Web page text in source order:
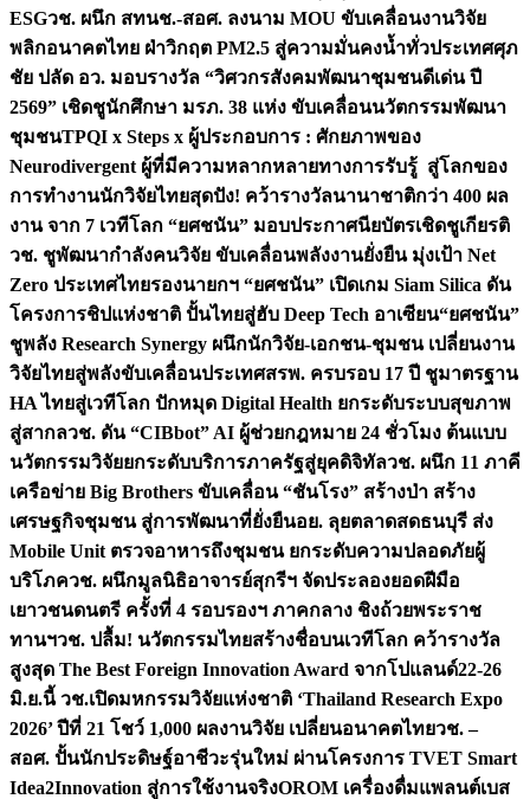
ESGวช. ผนึก สทนช.-สอศ. ลงนาม MOU ขับเคลื่อนงานวิจัย
พลิกอนาคตไทย ฝ่าวิกฤต PM2.5 สู่ความมั่นคงน้ำทั่วประเทศศุภ
ชัย ปลัด อว. มอบรางวัล “วิศวกรสังคมพัฒนาชุมชนดีเด่น ปี
2569” เชิดชูนักศึกษา มรภ. 38 แห่ง ขับเคลื่อนนวัตกรรมพัฒนา
ชุมชนTPQI x Steps x ผู้ประกอบการ : ศักยภาพของ
Neurodivergent ผู้ที่มีความหลากหลายทางการรับรู้ สู่โลกของ
การทำงานนักวิจัยไทยสุดปัง! คว้ารางวัลนานาชาติกว่า 400 ผล
งาน จาก 7 เวทีโลก “ยศชนัน” มอบประกาศนียบัตรเชิดชูเกียรติ
วช. ชูพัฒนากำลังคนวิจัย ขับเคลื่อนพลังงานยั่งยืน มุ่งเป้า Net
Zero ประเทศไทยรองนายกฯ “ยศชนัน” เปิดเกม Siam Silica ดัน
โครงการชิปแห่งชาติ ปั้นไทยสู่ฮับ Deep Tech อาเซียน“ยศชนัน”
ชูพลัง Research Synergy ผนึกนักวิจัย-เอกชน-ชุมชน เปลี่ยนงาน
วิจัยไทยสู่พลังขับเคลื่อนประเทศสรพ. ครบรอบ 17 ปี ชูมาตรฐาน
HA ไทยสู่เวทีโลก ปักหมุด Digital Health ยกระดับระบบสุขภาพ
สู่สากลวช. ดัน “CIBbot” AI ผู้ช่วยกฎหมาย 24 ชั่วโมง ต้นแบบ
นวัตกรรมวิจัยยกระดับบริการภาครัฐสู่ยุคดิจิทัลวช. ผนึก 11 ภาคี
เครือข่าย Big Brothers ขับเคลื่อน “ชันโรง” สร้างป่า สร้าง
เศรษฐกิจชุมชน สู่การพัฒนาที่ยั่งยืนอย. ลุยตลาดสดธนบุรี ส่ง
Mobile Unit ตรวจอาหารถึงชุมชน ยกระดับความปลอดภัยผู้
บริโภควช. ผนึกมูลนิธิอาจารย์สุกรีฯ จัดประลองยอดฝีมือ
เยาวชนดนตรี ครั้งที่ 4 รอบรองฯ ภาคกลาง ชิงถ้วยพระราช
ทานฯวช. ปลื้ม! นวัตกรรมไทยสร้างชื่อบนเวทีโลก คว้ารางวัล
สูงสุด The Best Foreign Innovation Award จากโปแลนด์22-26
มิ.ย.นี้ วช.เปิดมหกรรมวิจัยแห่งชาติ ‘Thailand Research Expo
2026’ ปีที่ 21 โชว์ 1,000 ผลงานวิจัย เปลี่ยนอนาคตไทยวช. –
สอศ. ปั้นนักประดิษฐ์อาชีวะรุ่นใหม่ ผ่านโครงการ TVET Smart
Idea2Innovation สู่การใช้งานจริงOROM เครื่องดื่มแพลนต์เบส